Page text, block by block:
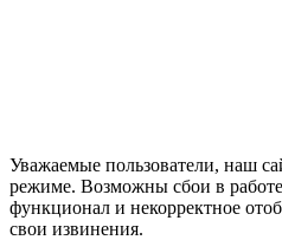
Уважаемые пользователи, наш
режиме. Возможны сбои в
функционал и некорректное
свои извинения.